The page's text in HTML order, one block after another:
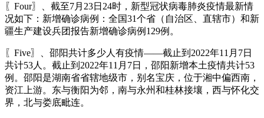
〖Four〗、截至7月23日24时，新型冠状病毒肺炎疫情最新情
况如下：新增确诊病例：全国31个省（自治区、直辖市）和新
疆生产建设兵团报告新增确诊病例129例。
〖Five〗、邵阳共计多少人有疫情——截止到2022年11月7日
共计53人。截止到2022年11月7日，邵阳新增本土疫情共计53
例。邵阳是湖南省省辖地级市，别名宝庆，位于湘中偏西南，
资江上游。东与衡阳为邻，南与永州和桂林接壤，西与怀化交
界，北与娄底毗连。